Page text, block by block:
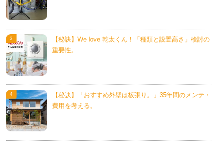
【秘訣】We love 乾太くん！「種類と設置高さ」検討の
重要性。
【秘訣】「おすすめ外壁は板張り。」35年間のメンテ・
費用を考える。